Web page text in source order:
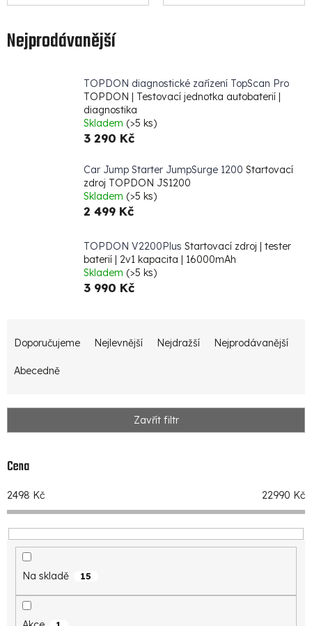
Nejprodávanější
TOPDON diagnostické zařízení TopScan Pro
TOPDON | Testovací jednotka autobaterií |
diagnostika
Skladem (>5 ks)
3 290 Kč
Car Jump Starter JumpSurge 1200 Startovací
zdroj TOPDON JS1200
Skladem (>5 ks)
2 499 Kč
TOPDON V2200Plus Startovací zdroj | tester
baterií | 2v1 kapacita | 16000mAh
Skladem (>5 ks)
3 990 Kč
p
r
o
d
Doporučujeme Nejlevnější Nejdražší Nejprodávanější
Abecedně
Zavřít filtr
Cena
2498 Kč 22990 Kč
Na skladě 15